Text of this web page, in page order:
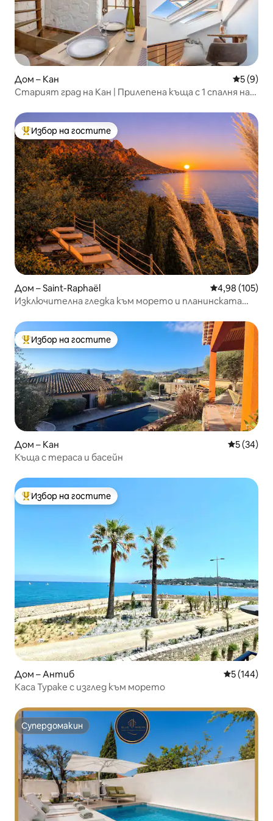
Дом – Кан Средна
5 (9)
Старият град на Кан | Прилепена къща с 1 спалня на
Най-популярен избор на гостите
Избор на гостите
Дом – Saint-Raphaël Средна
4,98 (105)
Изключителна гледка към морето и планинската
Най-популярен избор на гостите
Избор на гостите
Дом – Кан Средна
5 (34)
Къща с тераса и басейн
Най-популярен избор на гостите
Избор на гостите
Дом – Антиб Средна
5 (144)
Каса Тураке с изглед към морето
Супердомакин
Супердомакин